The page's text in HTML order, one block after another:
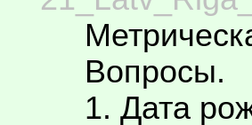
Вопросы.
1. Дата